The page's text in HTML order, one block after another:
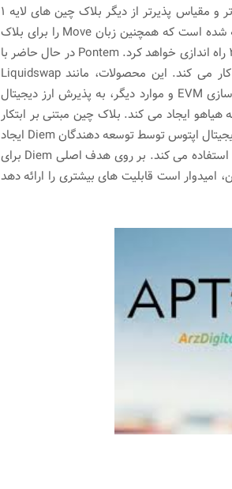
یک بلاک چین لایه 1 جدید است که سریع تر، ایمن تر و مقیاس پذیرتر از دیگر بلاک چین های لایه 1
است که امروزه استفاده می شود. این توسط مهندسان سابق متا ساخته شده است که همچنین زبان Move را برای بلاک
چین توسعه داده اند. Aptos شبکه اصلی خود را در سه ماهه سوم 2022 راه اندازی خواهد کرد. Pontem در حال حاضر با
Aptos برای ساخت dApp اساسی برای اکوسیستم در حال رشد خود کار می کند. این محصولات، مانند Liquidswap
Automated Market Maker (AMM)، Move Code Playground، پیاده‌سازی EVM و موارد دیگر، به پذیرش ارز دیجیتال
ایجاد می کند. بلاک چین مبتنی بر ابتکار
بلاک چین Diem است که اخیراً رها شده است (از Meta). رمزگذاری ارز دیجیتال اپتوس توسط توسعه دهندگان Diem ایجاد
شده است و از زبان برنامه نویسی که در ابتدا برای Diem ایجاد شده بود استفاده می کند. بر روی هدف اصلی Diem برای
امیدوار است قابلیت های بیشتری را ارائه دهد